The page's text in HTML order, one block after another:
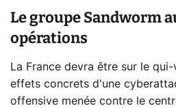
Le groupe Sandworm
opérations
La France devra être sur le
effets concrets d'une
offensive menée contre le